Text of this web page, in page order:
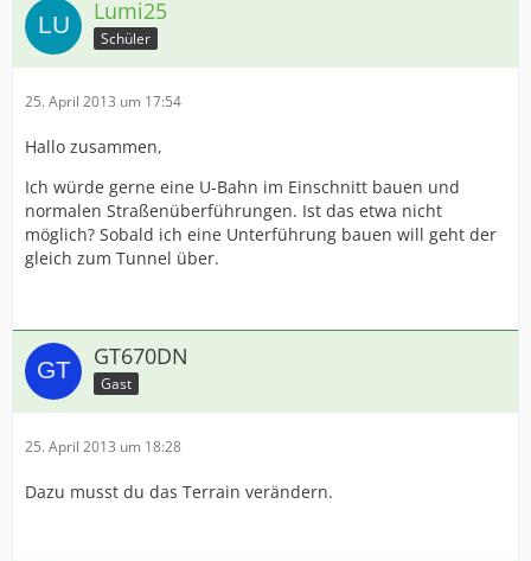
Lumi25
Schüler
25. April 2013 um 17:54
Hallo zusammen,
Ich würde gerne eine U-Bahn im Einschnitt bauen und
normalen Straßenüberführungen. Ist das etwa nicht
möglich? Sobald ich eine Unterführung bauen will geht der
gleich zum Tunnel über.
GT670DN
Gast
25. April 2013 um 18:28
Dazu musst du das Terrain verändern.